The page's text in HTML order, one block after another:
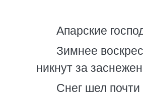
Апарские
Зимнее
никнут за
Снег шел